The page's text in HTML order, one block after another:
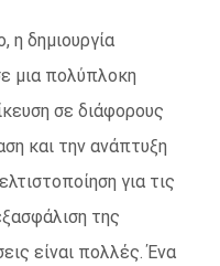
η δημιουργία
μια πολύπλοκη
σε διάφορους
και την ανάπτυξη
για τις
της
είναι πολλές. Ένα